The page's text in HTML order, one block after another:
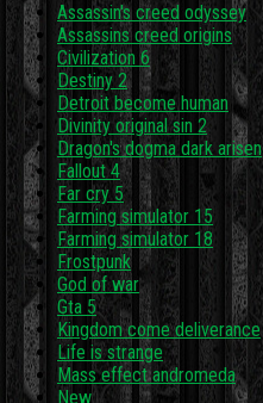
Assassin's creed odyssey
Assassins creed origins
Civilization 6
Destiny 2
Detroit become human
Divinity original sin 2
Dragon's dogma dark arisen
Fallout 4
Far cry 5
Farming simulator 15
Farming simulator 18
Frostpunk
God of war
Gta 5
Kingdom come deliverance
Life is strange
Mass effect andromeda
New